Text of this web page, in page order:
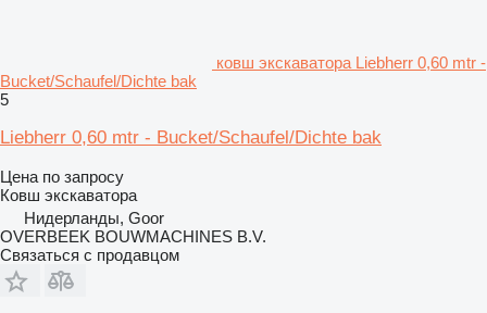
ковш экскаватора Liebherr 0,60 mtr -
Bucket/Schaufel/Dichte bak
5
Liebherr 0,60 mtr - Bucket/Schaufel/Dichte bak
Цена по запросу
Ковш экскаватора
Нидерланды, Goor
OVERBEEK BOUWMACHINES B.V.
Связаться с продавцом